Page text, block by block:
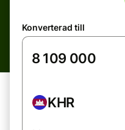
Konverterad till
KHR